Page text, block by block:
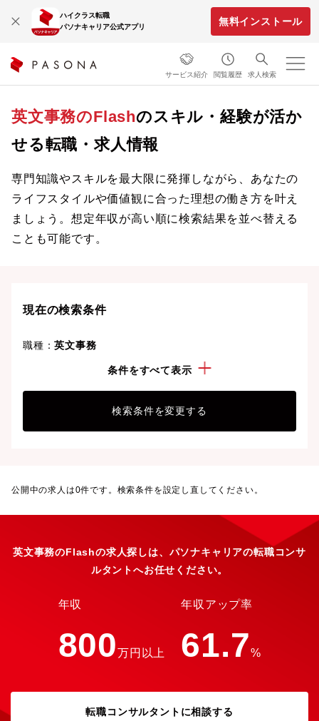
ハイクラス転職
パソナキャリア公式アプリ
無料インストール
サービス紹介 閲覧履歴 求人検索
英文事務のFlashのスキル・経験が活か
せる転職・求人情報
専門知識やスキルを最大限に発揮しながら、あなたの
ライフスタイルや価値観に合った理想の働き方を叶え
ましょう。想定年収が高い順に検索結果を並べ替える
ことも可能です。
現在の検索条件
職種：英文事務
Flash
条件をすべて表示
検索条件を変更する
公開中の求人は0件です。検索条件を設定し直してください。
英文事務のFlashの求人探しは、パソナキャリアの転職コンサ
ルタントへお任せください。
年収
800万円以上
年収アップ率
61.7%
転職コンサルタントに相談する